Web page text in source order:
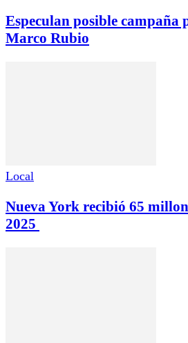
Especulan posible campaña
Marco Rubio
Local
Nueva York recibió 65
2025